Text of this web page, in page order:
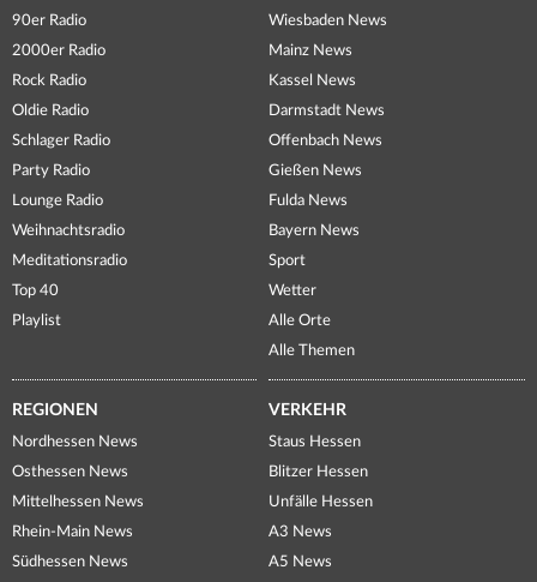
90er Radio
2000er Radio
Rock Radio
Oldie Radio
Schlager Radio
Party Radio
Lounge Radio
Weihnachtsradio
Meditationsradio
Top 40
Playlist
Wiesbaden News
Mainz News
Kassel News
Darmstadt News
Offenbach News
Gießen News
Fulda News
Bayern News
Sport
Wetter
Alle Orte
Alle Themen
REGIONEN
Nordhessen News
Osthessen News
Mittelhessen News
Rhein-Main News
Südhessen News
VERKEHR
Staus Hessen
Blitzer Hessen
Unfälle Hessen
A3 News
A5 News